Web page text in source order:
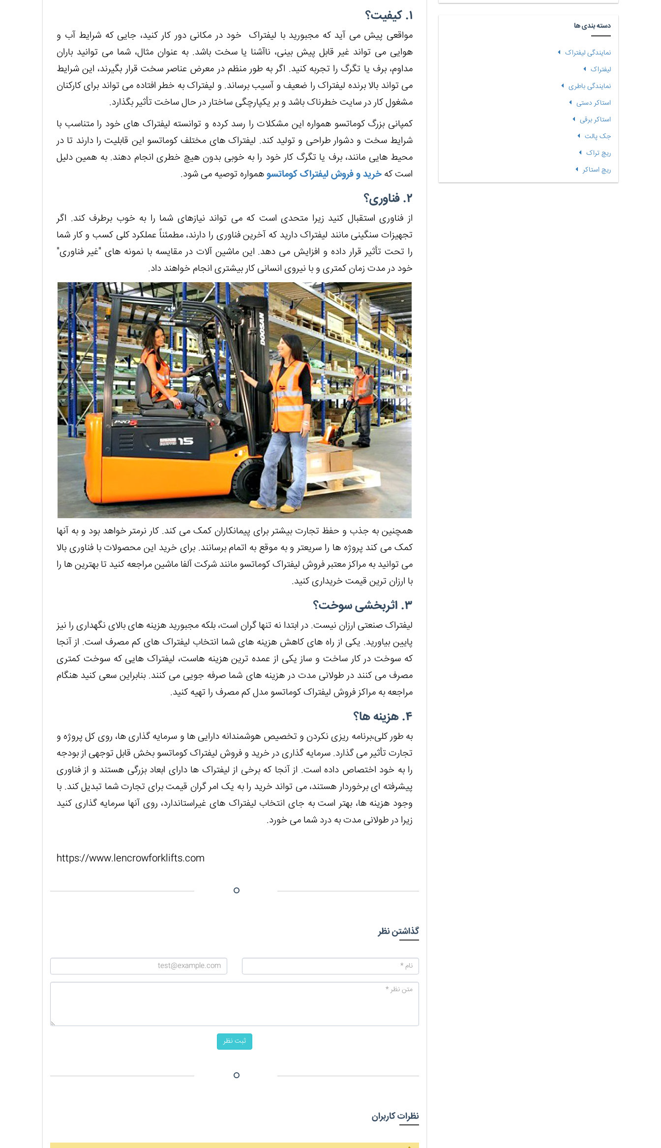
۱. کیفیت؟
مواقعی پیش می آید که مجبورید با لیفتراک خود در مکانی دور کار کنید، جایی که شرایط آب و
هوایی می تواند غیر قابل پیش بینی، ناآشنا یا سخت باشد. به عنوان مثال، شما می توانید باران
مداوم، برف یا تگرگ را تجربه کنید. اگر به طور منظم در معرض عناصر سخت قرار بگیرند، این شرایط
می تواند بالا برنده لیفتراک را ضعیف و آسیب برساند. و لیفتراک به خطر افتاده می تواند برای کارکنان
مشغول کار در سایت خطرناک باشد و بر یکپارچگی ساختار در حال ساخت تأثیر بگذارد.
کمپانی بزرگ کوماتسو همواره این مشکلات را رسد کرده و توانسته لیفتراک های خود را متناسب با
شرایط سخت و دشوار طراحی و تولید کند. لیفتراک های مختلف کوماتسو این قابلیت را دارند تا در
محیط هایی مانند، برف یا تگرگ کار خود را به خوبی بدون هیچ خطری انجام دهند. به همین دلیل
است کهخرید و فروش لیفتراک کوماتسوهمواره توصیه می شود.
۲. فناوری؟
از فناوری استقبال کنید زیرا متحدی است که می تواند نیازهای شما را به خوب برطرف کند. اگر
تجهیزات سنگینی مانند لیفتراک دارید که آخرین فناوری را دارند، مطمئناً عملکرد کلی کسب و کار شما
را تحت تأثیر قرار داده و افزایش می دهد. این ماشین آلات در مقایسه با نمونه های "غیر فناوری"
خود در مدت زمان کمتری و با نیروی انسانی کار بیشتری انجام خواهند داد.
همچنین به جذب و حفظ تجارت بیشتر برای پیمانکاران کمک می کند. کار نرمتر خواهد بود و به آنها
کمک می کند پروژه ها را سریعتر و به موقع به اتمام برسانند. برای خرید این محصولات با فناوری بالا
می توانید به مراکز معتبر فروش لیفتراک کوماتسو مانند شرکت آلفا ماشین مراجعه کنید تا بهترین ها را
با ارزان ترین قیمت خریداری کنید.
۳. اثربخشی سوخت؟
لیفتراک صنعتی ارزان نیست. در ابتدا نه تنها گران است، بلکه مجبورید هزینه های بالای نگهداری را نیز
پایین بیاورید. یکی از راه های کاهش هزینه های شما انتخاب لیفتراک های کم مصرف است. از آنجا
که سوخت در کار ساخت و ساز یکی از عمده ترین هزینه هاست، لیفتراک هایی که سوخت کمتری
مصرف می کنند در طولانی مدت در هزینه های شما صرفه جویی می کنند. بنابراین سعی کنید هنگام
مراجعه به مراکز فروش لیفتراک کوماتسو مدل کم مصرف را تهیه کنید.
۴. هزینه ها؟
به طور کلی،برنامه ریزی نکردن و تخصیص هوشمندانه دارایی ها و سرمایه گذاری ها، روی کل پروژه و
تجارت تأثیر می گذارد. سرمایه گذاری در خرید و فروش لیفتراک کوماتسو بخش قابل توجهی از بودجه
را به خود اختصاص داده است. از آنجا که برخی از لیفتراک ها دارای ابعاد بزرگی هستند و از فناوری
پیشرفته ای برخوردار هستند، می تواند خرید را به یک امر گران قیمت برای تجارت شما تبدیل کند. با
وجود هزینه ها، بهتر است به جای انتخاب لیفتراک های غیراستاندارد، روی آنها سرمایه گذاری کنید
زیرا در طولانی مدت به درد شما می خورد.
گذاشتن نظر
ثبت نظر
نظرات کاربران
دسته بندی ها
نمایندگی لیفتراک
لیفتراک
نمایندگی باطری
استاکر دستی
استاکر برقی
جک پالت
ریچ تراک
ریچ استاکر